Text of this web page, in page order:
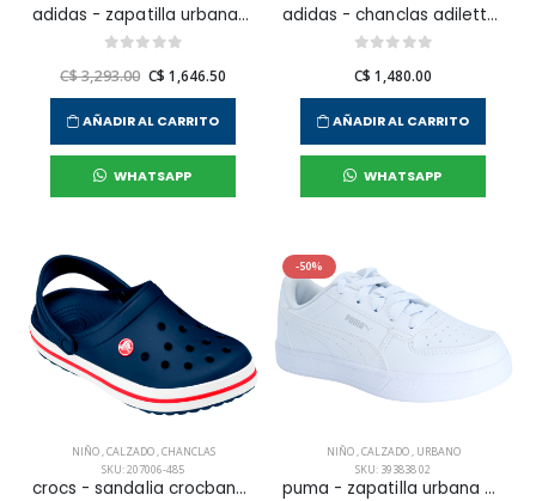
adidas - zapatilla urbana stan smith para niño junior
C$ 3,293.00 C$ 1,646.50
AÑADIR AL CARRITO
WHATSAPP
adidas - chanclas adilette aqua para niño junior
C$ 1,480.00
AÑADIR AL CARRITO
WHATSAPP
NIÑO,CALZADO,CHANCLAS
SKU: 207006-485
crocs - sandalia crocband clog k para niño
-50%
NIÑO,CALZADO, URBANO
SKU: 393838 02
puma - zapatilla urbana caven 2.0 para niño junior